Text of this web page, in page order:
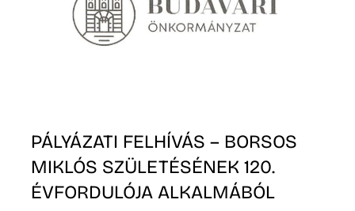
PÁLYÁZATI FELHÍVÁS – BORSOS
MIKLÓS SZÜLETÉSÉNEK 120.
ÉVFORDULÓJA ALKALMÁBÓL